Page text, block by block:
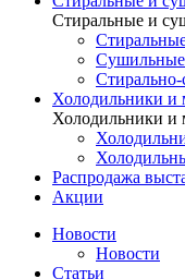
Стиральные и
Холодильники и
Холодильники и
Распродажа
Акции
Новости
Новости
Статьи